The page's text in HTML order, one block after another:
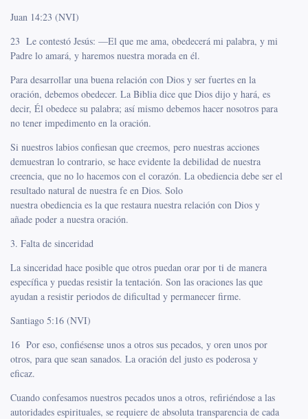
Juan 14:23 (NVI)
23 Le contestó Jesús: —El que me ama, obedecerá mi palabra, y mi
Padre lo amará, y haremos nuestra morada en él.
Para desarrollar una buena relación con Dios y ser fuertes en la
oración, debemos obedecer. La Biblia dice que Dios dijo y hará, es
decir, Él obedece su palabra; así mismo debemos hacer nosotros para
no tener impedimento en la oración.
Si nuestros labios confiesan que creemos, pero nuestras acciones
demuestran lo contrario, se hace evidente la debilidad de nuestra
creencia, que no lo hacemos con el corazón. La obediencia debe ser el
resultado natural de nuestra fe en Dios. Solo
nuestra obediencia es la que restaura nuestra relación con Dios y
añade poder a nuestra oración.
3. Falta de sinceridad
La sinceridad hace posible que otros puedan orar por ti de manera
específica y puedas resistir la tentación. Son las oraciones las que
ayudan a resistir periodos de dificultad y permanecer firme.
Santiago 5:16 (NVI)
16 Por eso, confiésense unos a otros sus pecados, y oren unos por
otros, para que sean sanados. La oración del justo es poderosa y
eficaz.
Cuando confesamos nuestros pecados unos a otros, refiriéndose a las
autoridades espirituales, se requiere de absoluta transparencia de cada